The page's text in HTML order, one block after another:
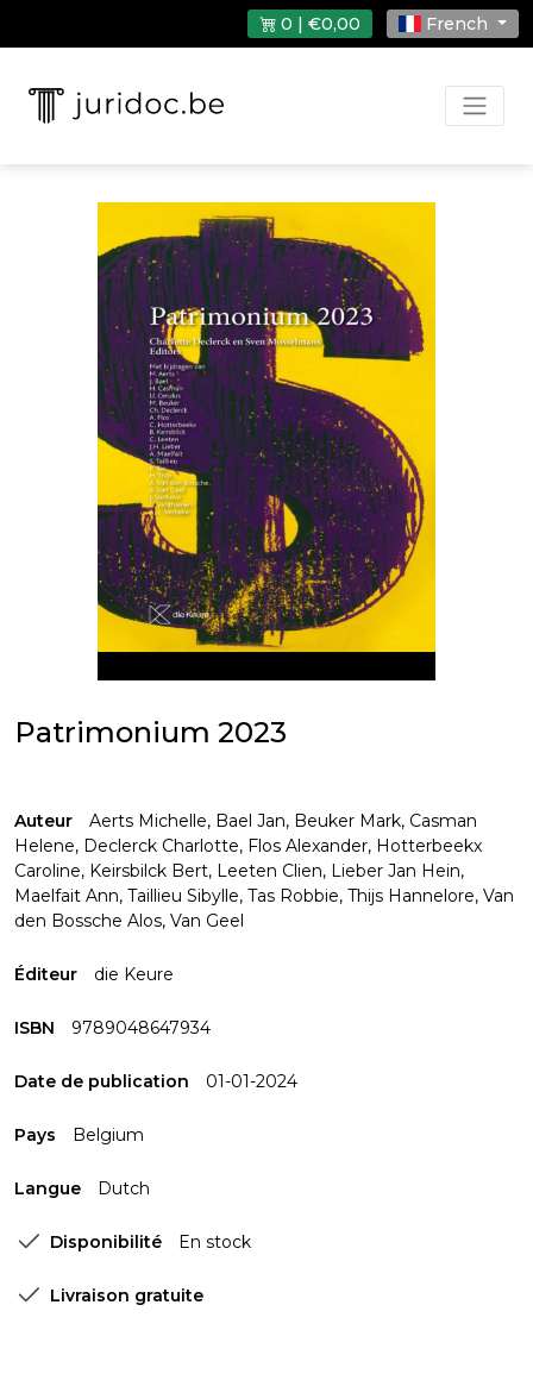
0 | €0,00 French
Patrimonium 2023
Auteur Aerts Michelle, Bael Jan, Beuker Mark, Casman
Helene, Declerck Charlotte, Flos Alexander, Hotterbeekx
Caroline, Keirsbilck Bert, Leeten Clien, Lieber Jan Hein,
Maelfait Ann, Taillieu Sibylle, Tas Robbie, Thijs Hannelore, Van
den Bossche Alos, Van Geel
Éditeur die Keure
ISBN 9789048647934
Date de publication 01-01-2024
Pays Belgium
Langue Dutch
Disponibilité En stock
Livraison gratuite